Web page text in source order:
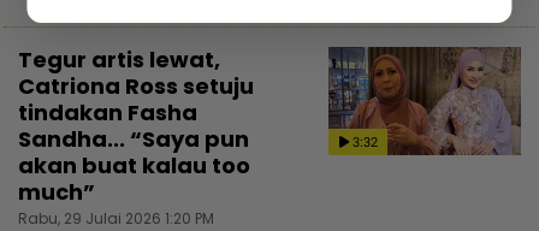
3:32
Tegur artis lewat,
Catriona Ross setuju
tindakan Fasha
Sandha... “Saya pun
akan buat kalau too
much”
Rabu, 29 Julai 2026 1:20 PM